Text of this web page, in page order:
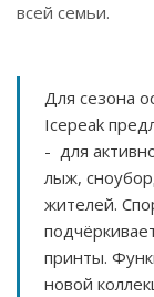
всей семьи.
Для сезона
Icepeak
- для
лыж,
жителей.
принты.
новой